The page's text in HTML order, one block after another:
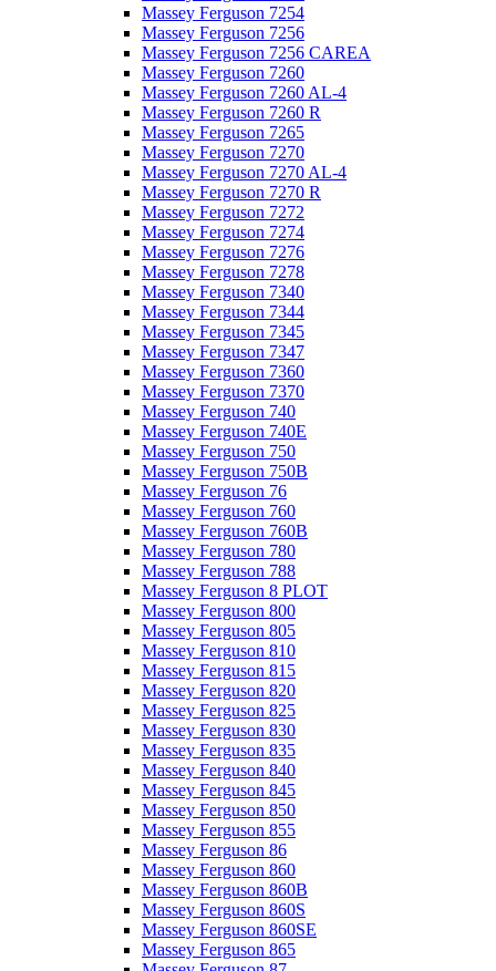
Massey Ferguson 7254
Massey Ferguson 7256
Massey Ferguson 7256 CAREA
Massey Ferguson 7260
Massey Ferguson 7260 AL-4
Massey Ferguson 7260 R
Massey Ferguson 7265
Massey Ferguson 7270
Massey Ferguson 7270 AL-4
Massey Ferguson 7270 R
Massey Ferguson 7272
Massey Ferguson 7274
Massey Ferguson 7276
Massey Ferguson 7278
Massey Ferguson 7340
Massey Ferguson 7344
Massey Ferguson 7345
Massey Ferguson 7347
Massey Ferguson 7360
Massey Ferguson 7370
Massey Ferguson 740
Massey Ferguson 740E
Massey Ferguson 750
Massey Ferguson 750B
Massey Ferguson 76
Massey Ferguson 760
Massey Ferguson 760B
Massey Ferguson 780
Massey Ferguson 788
Massey Ferguson 8 PLOT
Massey Ferguson 800
Massey Ferguson 805
Massey Ferguson 810
Massey Ferguson 815
Massey Ferguson 820
Massey Ferguson 825
Massey Ferguson 830
Massey Ferguson 835
Massey Ferguson 840
Massey Ferguson 845
Massey Ferguson 850
Massey Ferguson 855
Massey Ferguson 86
Massey Ferguson 860
Massey Ferguson 860B
Massey Ferguson 860S
Massey Ferguson 860SE
Massey Ferguson 865